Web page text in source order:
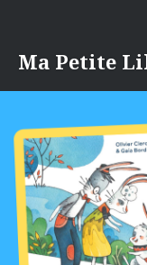
contenu
Ma Petite